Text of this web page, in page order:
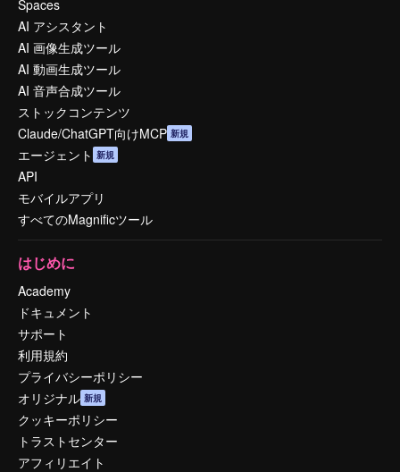
Spaces
AI アシスタント
AI 画像生成ツール
AI 動画生成ツール
AI 音声合成ツール
ストックコンテンツ
Claude/ChatGPT向けMCP 新規
エージェント 新規
API
モバイルアプリ
すべてのMagnificツール
はじめに
Academy
ドキュメント
サポート
利用規約
プライバシーポリシー
オリジナル 新規
クッキーポリシー
トラストセンター
アフィリエイト